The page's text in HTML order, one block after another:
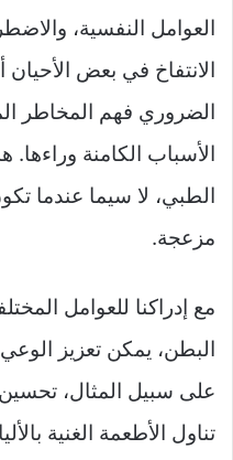
العوامل النفسية،
الانتفاخ في بعض
الضروري فهم المخاطر
الأسباب الكامنة
الطبي، لا سيما عندما
مزعجة.
مع إدراكنا للعوامل
البطن، يمكن تعزيز
على سبيل المثال،
تناول الأطعمة الغنية